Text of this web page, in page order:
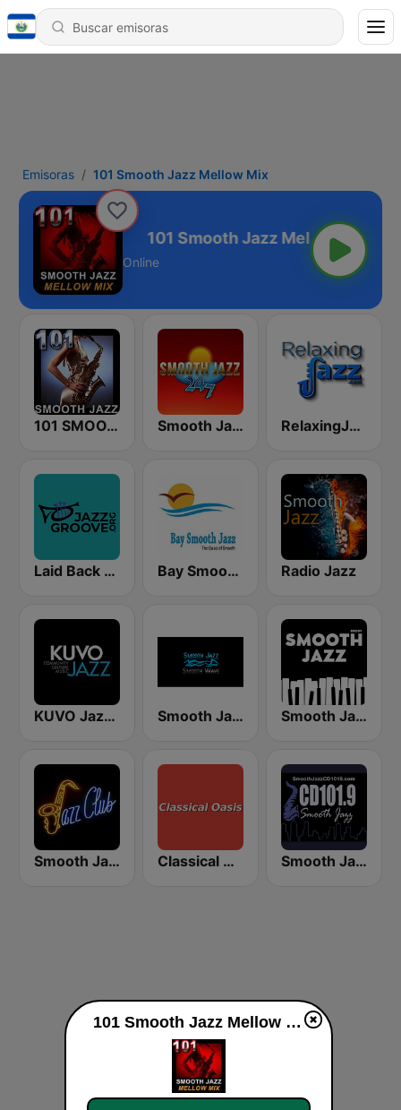
Emisoras 101 Smooth Jazz Mellow Mix
Mellow Mix
Online
101 SMOOTH JAZZ Smooth Jazz 247 RelaxingJazz.com - Smooth Jazz
Laid Back Jazz Bay Smooth Jazz Radio Jazz
KUVO Jazz 89.3 FM Smooth Jazz Smooth Wave Smooth Jazz - Groov
Smooth Jazz Tri-Cities WA Classical Oasis Smooth Jazz CD 101.9 FM
101 Smooth Jazz Mellow Mix